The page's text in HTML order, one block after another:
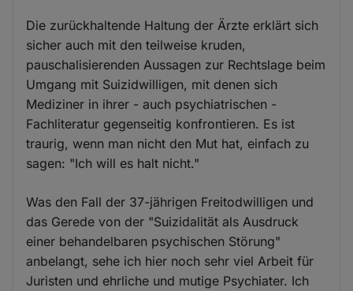
Die zurückhaltende Haltung der Ärzte erklärt sich
sicher auch mit den teilweise kruden,
pauschalisierenden Aussagen zur Rechtslage beim
Umgang mit Suizidwilligen, mit denen sich
Mediziner in ihrer - auch psychiatrischen -
Fachliteratur gegenseitig konfrontieren. Es ist
traurig, wenn man nicht den Mut hat, einfach zu
sagen: "Ich will es halt nicht."
Was den Fall der 37-jährigen Freitodwilligen und
das Gerede von der "Suizidalität als Ausdruck
einer behandelbaren psychischen Störung"
anbelangt, sehe ich hier noch sehr viel Arbeit für
Juristen und ehrliche und mutige Psychiater. Ich